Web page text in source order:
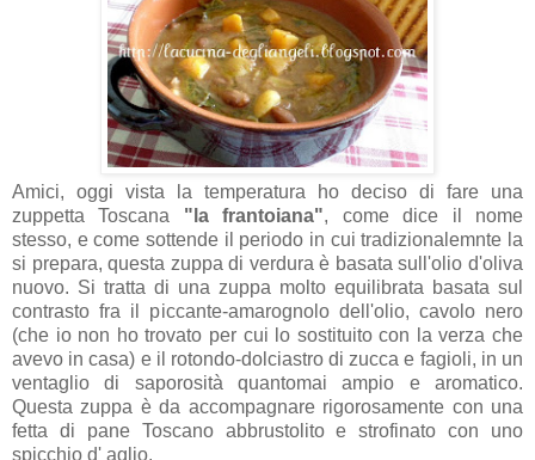
Amici, oggi vista la temperatura ho deciso di fare una
zuppetta Toscana "la frantoiana", come dice il nome
stesso, e come sottende il periodo in cui tradizionalemnte la
si prepara, questa zuppa di verdura è basata sull'olio d'oliva
nuovo. Si tratta di una zuppa molto equilibrata basata sul
contrasto fra il piccante-amarognolo dell'olio, cavolo nero
(che io non ho trovato per cui lo sostituito con la verza che
avevo in casa) e il rotondo-dolciastro di zucca e fagioli, in un
ventaglio di saporosità quantomai ampio e aromatico.
Questa zuppa è da accompagnare rigorosamente con una
fetta di pane Toscano abbrustolito e strofinato con uno
spicchio d' aglio.